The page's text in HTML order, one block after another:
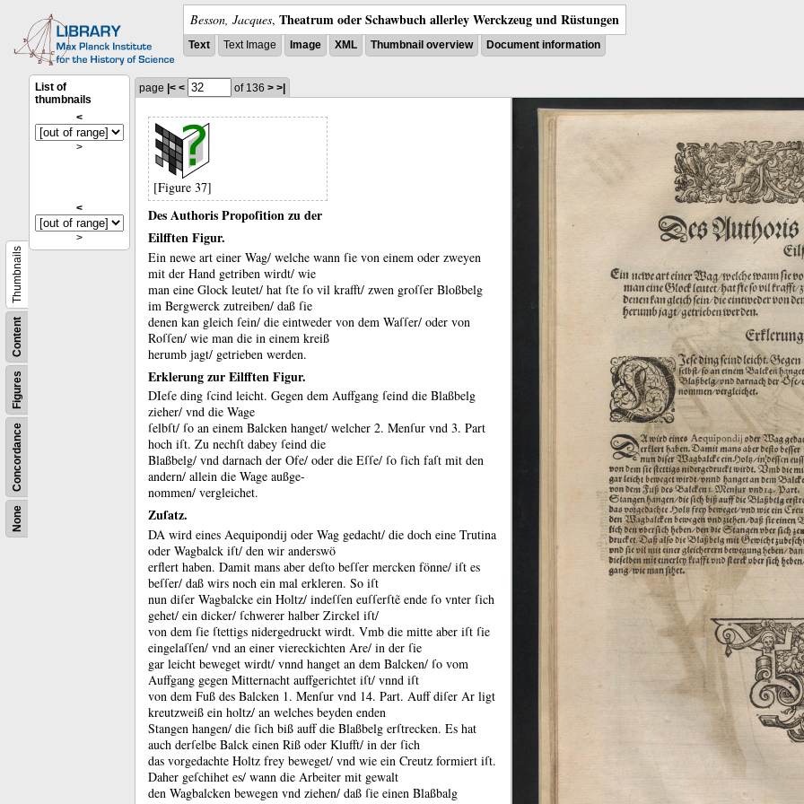
Besson, Jacques, Theatrum oder Schawbuch allerley Werckzeug und Rüstungen
Text Text Image Image XML Thumbnail overview Document information
None
Concordance
Figures
Content
Thumbnails
List of
thumbnails
<
>
<
>
page |< < of 136 > >|
[Figure 37]
Des Authoris Propoſition zu der
Eilfften Figur.
Ein newe art einer Wag/ welche wann ſie von einem oder zweyen
mit der Hand getriben wirdt/ wie
man eine Glock leutet/ hat ſte ſo vil krafft/ zwen groſſer Bloßbelg
im Bergwerck zutreiben/ daß ſie
denen kan gleich ſein/ die eintweder von dem Waſſer/ oder von
Roſſen/ wie man die in einem kreiß
herumb jagt/ getrieben werden.
Erklerung zur Eilfften Figur.
DIeſe ding ſcind leicht. Gegen dem Auffgang ſeind die Blaßbelg
zieher/ vnd die Wage
ſelbſt/ ſo an einem Balcken hanget/ welcher 2. Menſur vnd 3. Part
hoch iſt. Zu nechſt dabey ſeind die
Blaßbelg/ vnd darnach der Ofe/ oder die Eſſe/ ſo ſich faſt mit den
andern/ allein die Wage außge-
nommen/ vergleichet.
Zuſatz.
DA wird eines Aequipondij oder Wag gedacht/ die doch eine Trutina
oder Wagbalck iſt/ den wir anderswö
erflert haben. Damit mans aber deſto beſſer mercken fönne/ iſt es
beſſer/ daß wirs noch ein mal erkleren. So iſt
nun diſer Wagbalcke ein Holtz/ indeſſen euſſerſtẽ ende ſo vnter ſich
gehet/ ein dicker/ ſchwerer halber Zirckel iſt/
von dem ſie ſtettigs nidergedruckt wirdt. Vmb die mitte aber iſt ſie
eingelaſſen/ vnd an einer viereckichten Are/ in der ſie
gar leicht beweget wirdt/ vnnd hanget an dem Balcken/ ſo vom
Auffgang gegen Mitternacht auffgerichtet iſt/ vnnd iſt
von dem Fuß des Balcken 1. Menſur vnd 14. Part. Auff diſer Ar ligt
kreutzweiß ein holtz/ an welches beyden enden
Stangen hangen/ die ſich biß auff die Blaßbelg erſtrecken. Es hat
auch derſelbe Balck einen Riß oder Klufft/ in der ſich
das vorgedachte Holtz frey beweget/ vnd wie ein Creutz formiert iſt.
Daher geſchihet es/ wann die Arbeiter mit gewalt
den Wagbalcken bewegen vnd ziehen/ daß ſie einen Blaßbalg